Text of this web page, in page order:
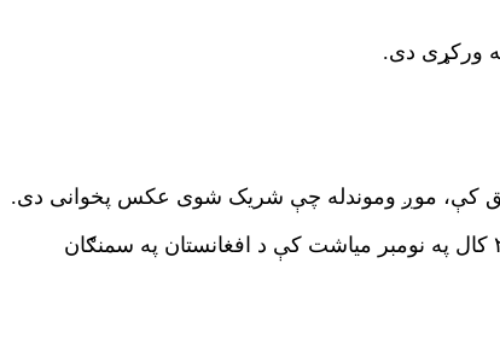
ورکړی دی.
کې، موږ وموندله چې شریک شوی عکس پخوانی دی.
هم خپور کړی و. د خپرې شوې مقالې له مخې دا عکس د ۲۰۲۱ کال په نومبر میاشت کې د افغانستان په سمنګان